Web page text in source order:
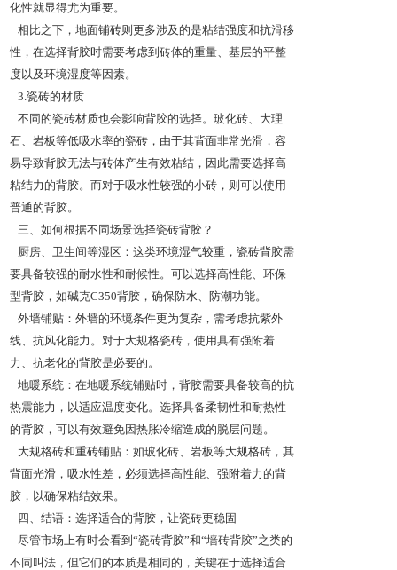
化性就显得尤为重要。
相比之下，地面铺砖则更多涉及的是粘结强度和抗滑移
性，在选择背胶时需要考虑到砖体的重量、基层的平整
度以及环境湿度等因素。
3.瓷砖的材质
不同的瓷砖材质也会影响背胶的选择。玻化砖、大理
石、岩板等低吸水率的瓷砖，由于其背面非常光滑，容
易导致背胶无法与砖体产生有效粘结，因此需要选择高
粘结力的背胶。而对于吸水性较强的小砖，则可以使用
普通的背胶。
三、如何根据不同场景选择瓷砖背胶？
厨房、卫生间等湿区：这类环境湿气较重，瓷砖背胶需
要具备较强的耐水性和耐候性。可以选择高性能、环保
型背胶，如碱克C350背胶，确保防水、防潮功能。
外墙铺贴：外墙的环境条件更为复杂，需考虑抗紫外
线、抗风化能力。对于大规格瓷砖，使用具有强附着
力、抗老化的背胶是必要的。
地暖系统：在地暖系统铺贴时，背胶需要具备较高的抗
热震能力，以适应温度变化。选择具备柔韧性和耐热性
的背胶，可以有效避免因热胀冷缩造成的脱层问题。
大规格砖和重砖铺贴：如玻化砖、岩板等大规格砖，其
背面光滑，吸水性差，必须选择高性能、强附着力的背
胶，以确保粘结效果。
四、结语：选择适合的背胶，让瓷砖更稳固
尽管市场上有时会看到“瓷砖背胶”和“墙砖背胶”之类的
不同叫法，但它们的本质是相同的，关键在于选择适合